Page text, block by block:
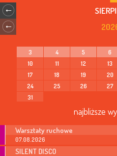
3
4 5 6
10
11 12 13
17
18 19 20
24
25 26 27
31
najbliższe
Warsztaty ruchowe
07.08.2026
SILENT DISCO